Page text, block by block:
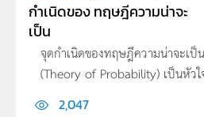
กำเนิดของ ทฤษฎีความน่าจะ
เป็น
จุดกำเนิดของทฤษฎีความน่าจะเ
(Theory of Probability) เป็นหัวใ
2,047